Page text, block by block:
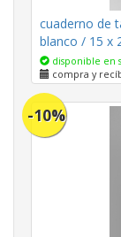
cuaderno de
blanco / 15 x
disponible en
compra y
-10%